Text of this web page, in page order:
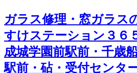
ガラス修理・窓ガラス
すけステーション３６
成城学園前駅前・千歳
駅前・砧・受付センタ